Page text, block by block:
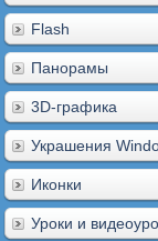
Flash
Панорамы
3D-графика
Украшения
Иконки
Уроки и